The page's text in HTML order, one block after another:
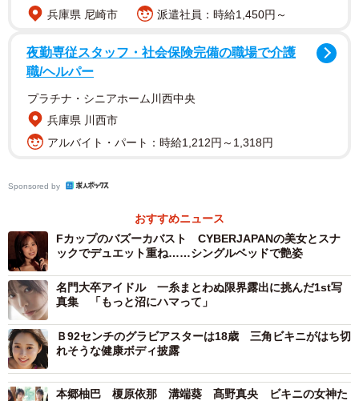
兵庫県 尼崎市
派遣社員：時給1,450円～
夜勤専従スタッフ・社会保険完備の職場で介護
職/ヘルパー
プラチナ・シニアホーム川西中央
兵庫県 川西市
アルバイト・パート：時給1,212円～1,318円
Sponsored by
おすすめニュース
Fカップのバズーカバスト CYBERJAPANの美女とスナ
ックでデュエット重ね……シングルベッドで艶姿
名門大卒アイドル 一糸まとわぬ限界露出に挑んだ1st写
真集 「もっと沼にハマって」
Ｂ92センチのグラビアスターは18歳 三角ビキニがはち切
れそうな健康ボディ披露
本郷柚巴 榎原依那 溝端葵 髙野真央 ビキニの女神た